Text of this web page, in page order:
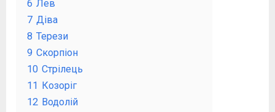
6 Лев
7 Діва
8 Терези
9 Скорпіон
10 Стрілець
11 Козоріг
12 Водолій